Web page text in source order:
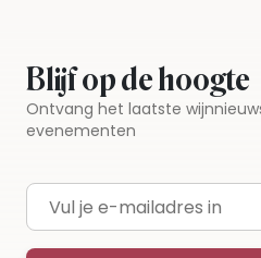
Blijf op de hoogte
Ontvang het laatste
evenementen
E-mailadres